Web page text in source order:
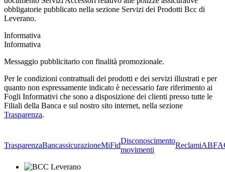
obbligatorie pubblicato nella sezione Servizi dei Prodotti Bcc di
Leverano.
Informativa
Informativa
Messaggio pubblicitario con finalità promozionale.
Per le condizioni contrattuali dei prodotti e dei servizi illustrati e per
quanto non espressamente indicato è necessario fare riferimento ai
Fogli Informativi che sono a disposizione dei clienti presso tutte le
Filiali della Banca e sul nostro sito internet, nella sezione
Trasparenza.
TrasparenzaBancassicurazioneMiFid
Disconoscimento
movimenti
ReclamiABF